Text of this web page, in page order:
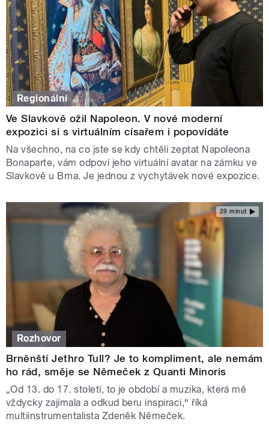
Regionální
Ve Slavkově ožil Napoleon. V nové moderní
expozici si s virtuálním císařem i popovídáte
Na všechno, na co jste se kdy chtěli zeptat Napoleona
Bonaparte, vám odpoví jeho virtuální avatar na zámku ve
Slavkově u Brna. Je jednou z vychytávek nové expozice.
29 minut
Rozhovor
Brněnští Jethro Tull? Je to kompliment, ale nemám
ho rád, směje se Němeček z Quanti Minoris
„Od 13. do 17. století, to je období a muzika, která mě
vždycky zajímala a odkud beru inspiraci,“ říká
multiinstrumentalista Zdeněk Němeček.